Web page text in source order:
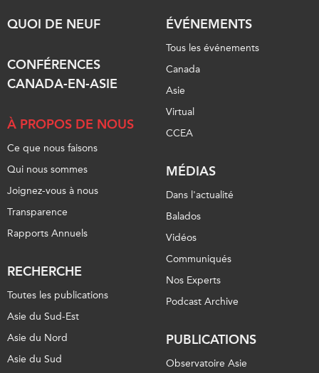
QUOI DE NEUF
CONFÉRENCES
CANADA-EN-ASIE
À PROPOS DE NOUS
Ce que nous faisons
Qui nous sommes
Joignez-vous à nous
Transparence
Rapports Annuels
RECHERCHE
Toutes les publications
Asie du Sud-Est
Asie du Nord
Asie du Sud
ÉVÉNEMENTS
Tous les événements
Canada
Asie
Virtual
CCEA
MÉDIAS
Dans l'actualité
Balados
Vidéos
Communiqués
Nos Experts
Podcast Archive
PUBLICATIONS
Observatoire Asie